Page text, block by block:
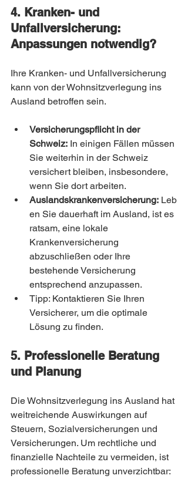
4. Kranken- und
Unfallversicherung:
Anpassungen notwendig?
Ihre Kranken- und Unfallversicherung
kann von der Wohnsitzverlegung ins
Ausland betroffen sein.
Versicherungspflicht in der
Schweiz: In einigen Fällen müssen
Sie weiterhin in der Schweiz
versichert bleiben, insbesondere,
wenn Sie dort arbeiten.
Auslandskrankenversicherung: Leb
en Sie dauerhaft im Ausland, ist es
ratsam, eine lokale
Krankenversicherung
abzuschließen oder Ihre
bestehende Versicherung
entsprechend anzupassen.
Tipp: Kontaktieren Sie Ihren
Versicherer, um die optimale
Lösung zu finden.
5. Professionelle Beratung
und Planung
Die Wohnsitzverlegung ins Ausland hat
weitreichende Auswirkungen auf
Steuern, Sozialversicherungen und
Versicherungen. Um rechtliche und
finanzielle Nachteile zu vermeiden, ist
professionelle Beratung unverzichtbar: